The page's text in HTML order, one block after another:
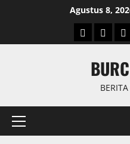
Agustus 8,
BerandaNews
Primary